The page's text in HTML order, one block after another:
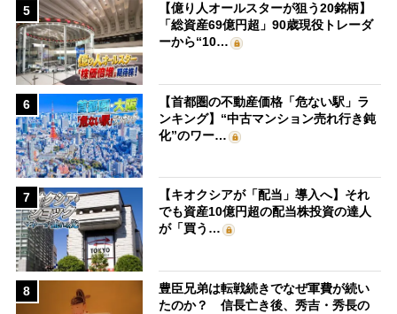
5
【億り人オールスターが狙う20銘柄】
「総資産69億円超」90歳現役トレーダ
ーから“10…
6
【首都圏の不動産価格「危ない駅」ラ
ンキング】“中古マンション売れ行き鈍
化”のワー…
7
【キオクシアが「配当」導入へ】それ
でも資産10億円超の配当株投資の達人
が「買う…
8
豊臣兄弟は転戦続きでなぜ軍費が続い
たのか？ 信長亡き後、秀吉・秀長の